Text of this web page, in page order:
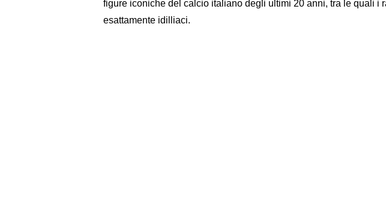
figure iconiche del calcio italiano degli ultimi 20 anni, tra le quali i
esattamente idilliaci.